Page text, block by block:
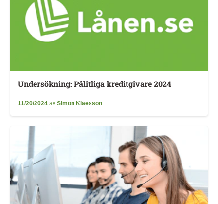
Undersökning: Pålitliga kreditgivare 2024
11/20/2024 av Simon Klaesson